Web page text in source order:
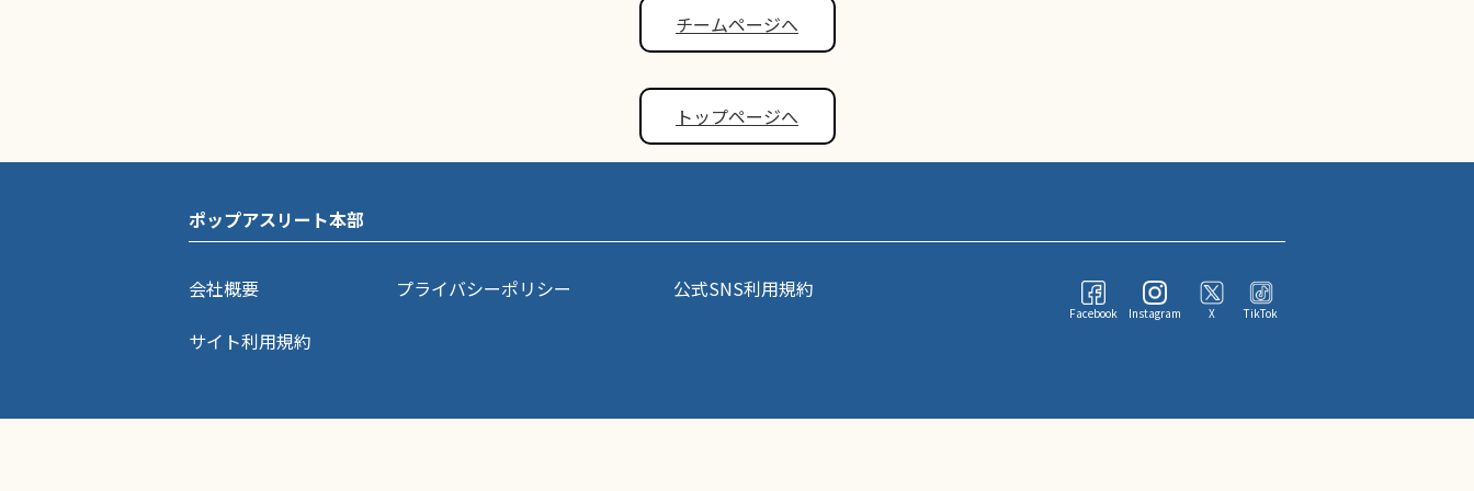
チームページへ
トップページへ
ポップアスリート本部
会社概要 プライバシーポリシー
公式SNS利用規約
サイト利用規約
Facebook Instagram X TikTok